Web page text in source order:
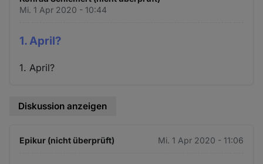
Mi. 1 Apr 2020 - 10:44
1. April?
1. April?
Diskussion anzeigen
Epikur (nicht überprüft) Mi. 1 Apr 2020 - 11:06